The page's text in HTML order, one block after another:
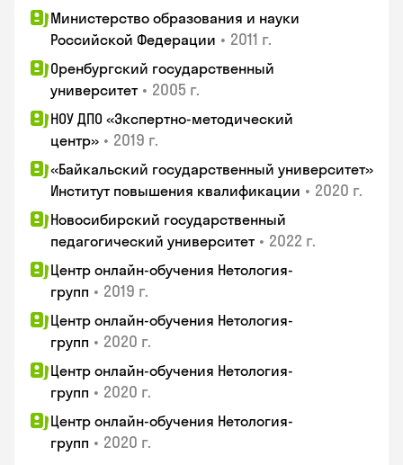
Министерство образования и науки
Российской Федерации • 2011 г.
Оренбургский государственный
университет • 2005 г.
НОУ ДПО «Экспертно-методический
центр» • 2019 г.
«Байкальский государственный университет»
Институт повышения квалификации • 2020 г.
Новосибирский государственный
педагогический университет • 2022 г.
Центр онлайн-обучения Нетология-
групп • 2019 г.
Центр онлайн-обучения Нетология-
групп • 2020 г.
Центр онлайн-обучения Нетология-
групп • 2020 г.
Центр онлайн-обучения Нетология-
групп • 2020 г.